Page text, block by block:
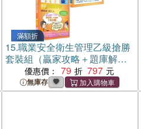
滿額折
15.職業安全衛生管理乙級搶勝
套裝組（贏家攻略＋題庫解
優惠價： 79 797
無庫存